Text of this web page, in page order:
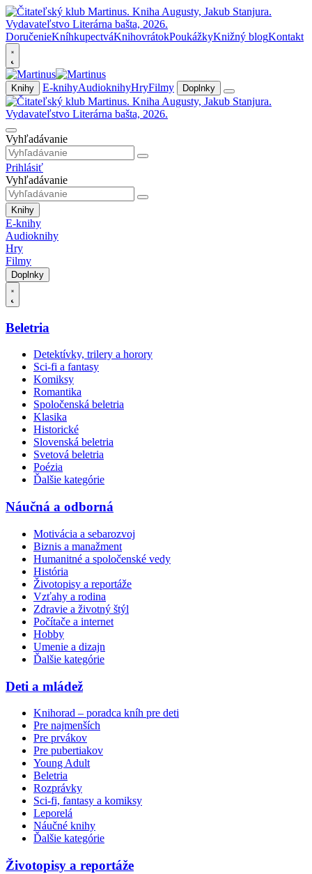
DoručenieKníhkupectváKnihovrátokPoukážkyKnižný blogKontakt
Knihy E-knihyAudioknihyHryFilmy Doplnky
Vyhľadávanie
Prihlásiť
Vyhľadávanie
Knihy
E-knihy
Audioknihy
Hry
Filmy
Doplnky
Beletria
Detektívky, trilery a horory
Sci-fi a fantasy
Komiksy
Romantika
Spoločenská beletria
Klasika
Historické
Slovenská beletria
Svetová beletria
Poézia
Ďalšie kategórie
Náučná a odborná
Motivácia a sebarozvoj
Biznis a manažment
Humanitné a spoločenské vedy
História
Životopisy a reportáže
Vzťahy a rodina
Zdravie a životný štýl
Počítače a internet
Hobby
Umenie a dizajn
Ďalšie kategórie
Deti a mládež
Knihorad – poradca kníh pre deti
Pre najmenších
Pre prvákov
Pre pubertiakov
Young Adult
Beletria
Rozprávky
Sci-fi, fantasy a komiksy
Leporelá
Náučné knihy
Ďalšie kategórie
Životopisy a reportáže